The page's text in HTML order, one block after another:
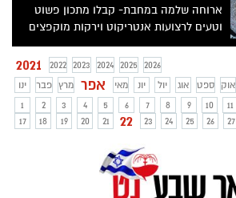
ארוחה שלמה במחבת- קבלו מתכון פשוט
וטעים לרצועות אנטריקוט וירקות מוקפצים
ברוטב צ'ילי שלא תרצו להפסיק לאכול!
2021 2022 2023 2024 2025
2026
ינו
פבר מרץ אפר מאי יונ יול אוג ספט אוק
1
2 3 4 5 6 7 8 9 10 11
17
18 19 20 21 22 23 24 25 26 27